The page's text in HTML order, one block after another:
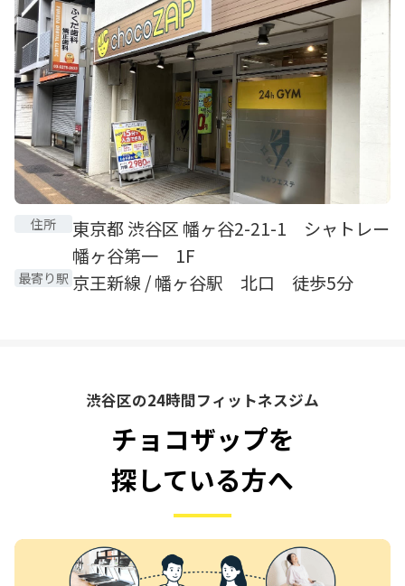
住所
東京都 渋谷区 幡ヶ谷2-21-1 シャトレー
幡ヶ谷第一 1F
最寄り駅 京王新線 / 幡ヶ谷駅 北口 徒歩5分
渋谷区の24時間フィットネスジム
チョコザップを
探している方へ